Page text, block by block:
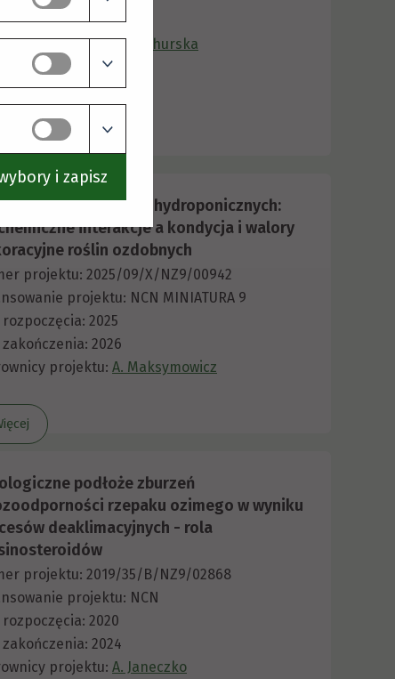
zakończenia: 2026
projektu:J. Stachurska
w systemach hydroponicznych:
interakcje a kondycja i walory
roślin ozdobnych
projektu: 2025/09/X/NZ9/00942
projektu: NCN MINIATURA 9
rozpoczęcia: 2025
zakończenia: 2026
projektu: A. Maksymowicz
podłoże zburzeń
rzepaku ozimego w wyniku
deaklimacyjnych - rola
projektu: 2019/35/B/NZ9/02868
projektu: NCN
rozpoczęcia: 2020
zakończenia: 2024
projektu: A. Janeczko
i zapisz